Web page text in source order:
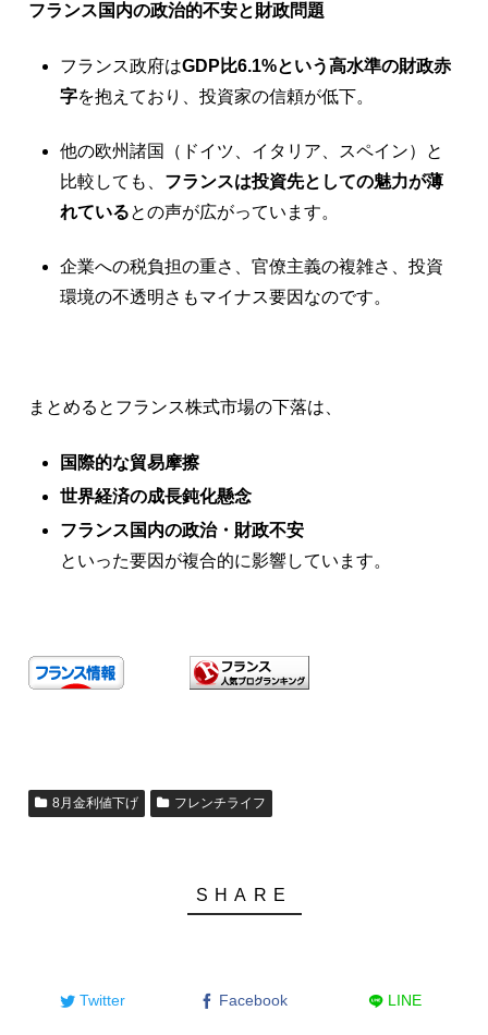
フランス国内の政治的不安と財政問題
フランス政府はGDP比6.1%という高水準の財政赤
字を抱えており、投資家の信頼が低下。
他の欧州諸国（ドイツ、イタリア、スペイン）と
比較しても、 フランスは投資先としての魅力が薄
れているとの声が広がっています。
企業への税負担の重さ、官僚主義の複雑さ、投資
環境の不透明さもマイナス要因なのです。
まとめるとフランス株式市場の下落は、
国際的な貿易摩擦
世界経済の成長鈍化懸念
フランス国内の政治・財政不安
といった要因が複合的に影響しています。
8月金利値下げ フレンチライフ
Twitter Facebook LINE